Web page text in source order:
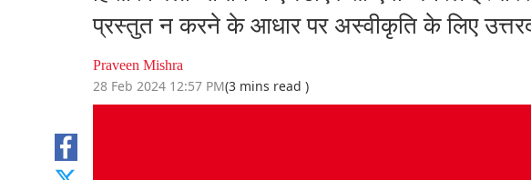
प्रस्तुत न करने के आधार पर अस्वीकृति के लिए
Praveen Mishra
28 Feb 2024 12:57 PM(3 mins read )